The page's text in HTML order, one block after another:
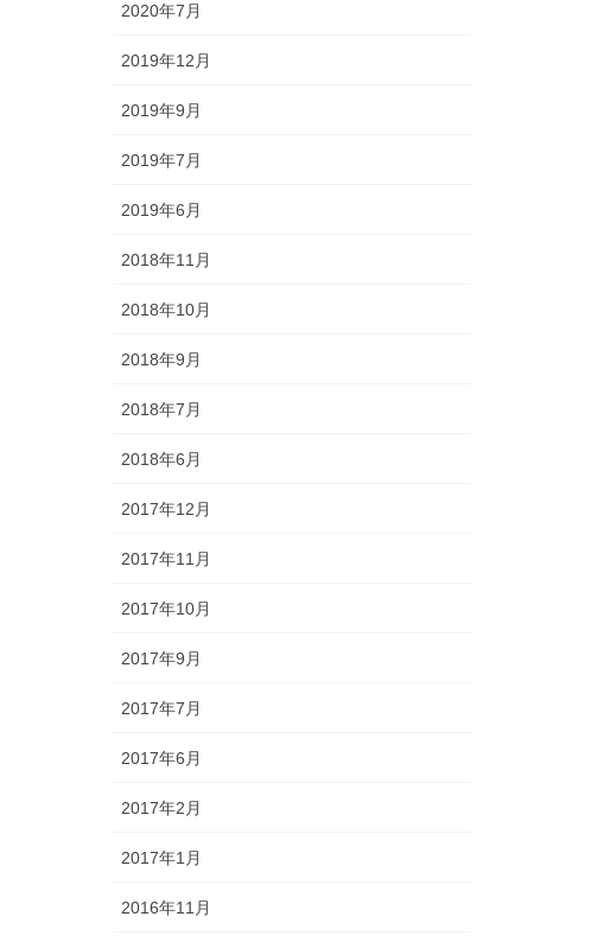
2020年7月
2019年12月
2019年9月
2019年7月
2019年6月
2018年11月
2018年10月
2018年9月
2018年7月
2018年6月
2017年12月
2017年11月
2017年10月
2017年9月
2017年7月
2017年6月
2017年2月
2017年1月
2016年11月